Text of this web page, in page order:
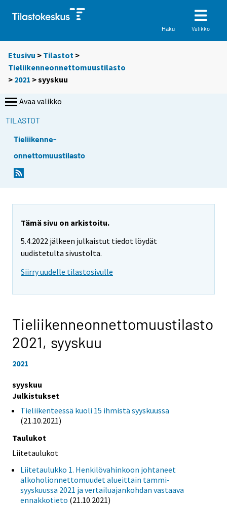
Haku Valikko
Etusivu > Tilastot >
Tieliikenneonnettomuustilasto
> 2021 >syyskuu
Avaa valikko
TILASTOT
Tieliikenne-
onnettomuustilasto
Tämä sivu on arkistoitu.
5.4.2022 jälkeen julkaistut tiedot löydät
uudistetulta sivustolta.
Siirry uudelle tilastosivulle
Tieliikenneonnettomuustilasto
2021, syyskuu
2021
syyskuu
Julkistukset
Tieliikenteessä kuoli 15 ihmistä syyskuussa
(21.10.2021)
Taulukot
Liitetaulukot
Liitetaulukko 1. Henkilövahinkoon johtaneet
alkoholionnettomuudet alueittain tammi-
syyskuussa 2021 ja vertailuajankohdan vastaava
ennakkotieto (21.10.2021)